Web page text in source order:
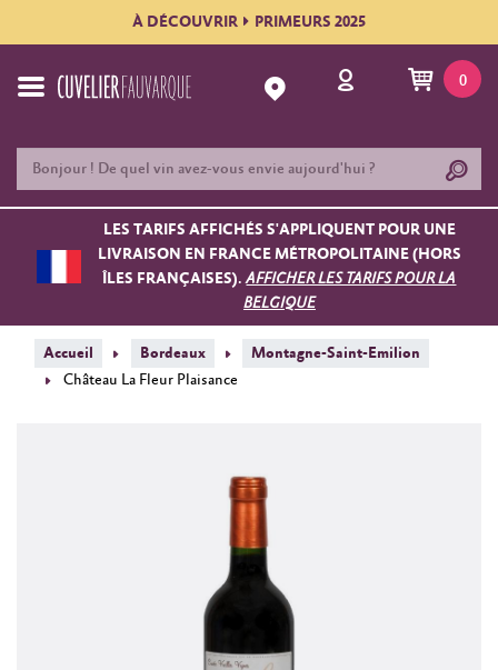
À DÉCOUVRIR PRIMEURS 2025
0
LES TARIFS AFFICHÉS S'APPLIQUENT POUR UNE
LIVRAISON EN FRANCE MÉTROPOLITAINE (HORS
ÎLES FRANÇAISES).AFFICHER LES TARIFS POUR LA
BELGIQUE
Accueil Bordeaux
Montagne-Saint-Emilion
Château La Fleur Plaisance